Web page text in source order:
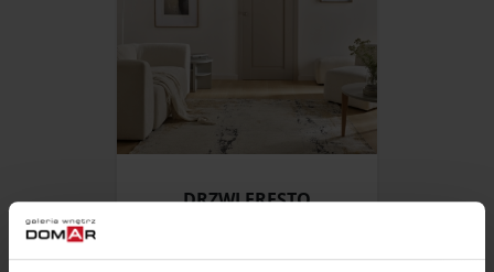
DRZWI FRESTO
ZAPYTAJ O CENĘ W SALONIE